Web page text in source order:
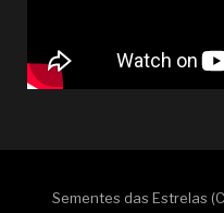
Sementes das Estrelas